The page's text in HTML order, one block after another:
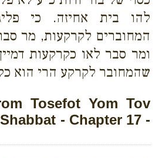
להו בית אחיזה. כי
המחוברים לקרקעות, מר
ומר סבר לאו כקרקעות
שהמחובר לקרקע הרי הוא
Tosefot Yom Tov
- Chapter 17 -